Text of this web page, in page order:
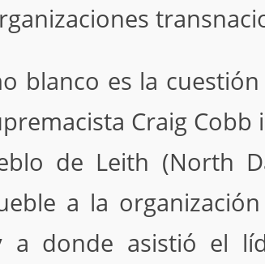
blanco es la
Craig Cobb
de Leith (North
a la organización
a donde asistió el